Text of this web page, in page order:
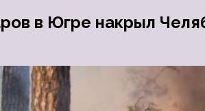
в Югре накрыл